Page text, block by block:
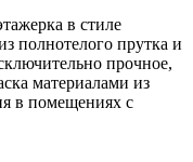
в стиле
полнотелого прутка и
прочное,
материалами из
в помещениях с